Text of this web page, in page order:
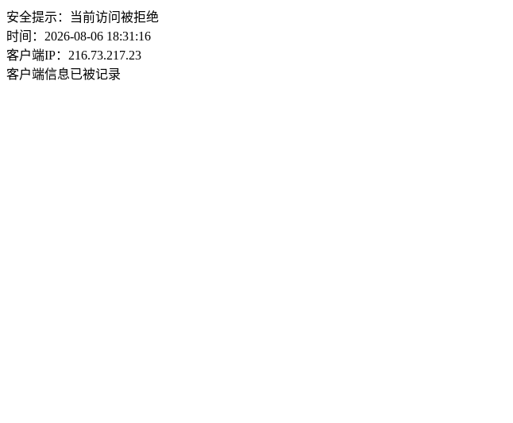
安全提示：当前访问被拒绝
时间：2026-08-06 18:31:16
客户端IP：216.73.217.23
客户端信息已被记录